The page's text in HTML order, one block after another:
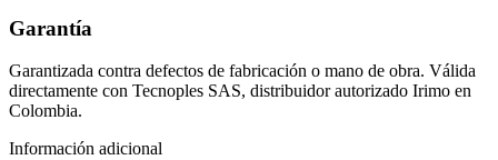
168-
2
cantidad
Garantía
Garantizada contra defectos de fabricación o mano de obra. Válida
directamente con Tecnoples SAS, distribuidor autorizado Irimo en
Colombia.
Información adicional